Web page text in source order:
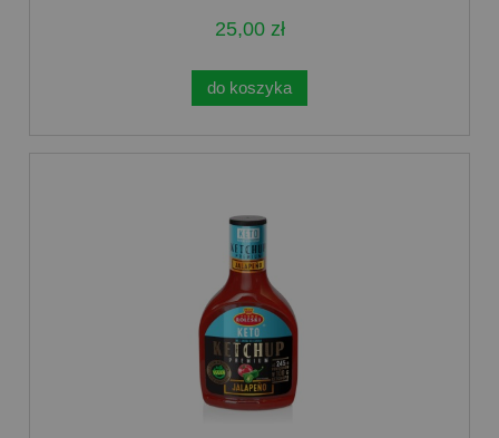
25,00 zł
do koszyka